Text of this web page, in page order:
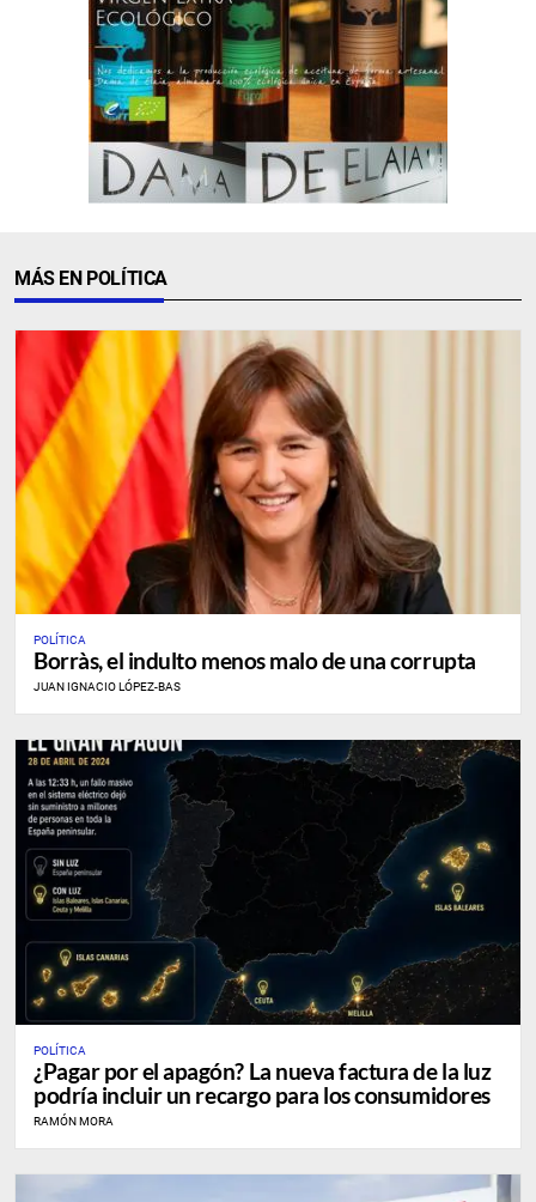
MÁS EN POLÍTICA
POLÍTICA
Borràs, el indulto menos malo de una corrupta
JUAN IGNACIO LÓPEZ-BAS
POLÍTICA
¿Pagar por el apagón? La nueva factura de la luz
podría incluir un recargo para los consumidores
RAMÓN MORA